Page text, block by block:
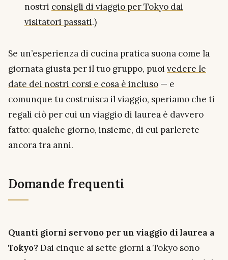
nostri consigli di viaggio per Tokyo dai
visitatori passati.)
Se un’esperienza di cucina pratica suona come la
giornata giusta per il tuo gruppo, puoi vedere le
date dei nostri corsi e cosa è incluso — e
comunque tu costruisca il viaggio, speriamo che ti
regali ciò per cui un viaggio di laurea è davvero
fatto: qualche giorno, insieme, di cui parlerete
ancora tra anni.
Domande frequenti
Quanti giorni servono per un viaggio di laurea a
Tokyo?Dai cinque ai sette giorni a Tokyo sono